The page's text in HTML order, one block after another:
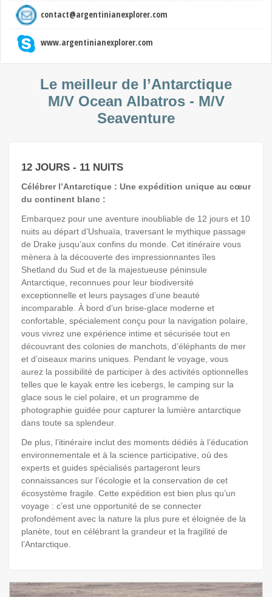
contact@argentinianexplorer.com
www.argentinianexplorer.com
Le meilleur de l’Antarctique
M/V Ocean Albatros - M/V
Seaventure
12 JOURS - 11 NUITS
Célébrer l’Antarctique : Une expédition unique au cœur
du continent blanc :
Embarquez pour une aventure inoubliable de 12 jours et 10
nuits au départ d’Ushuaïa, traversant le mythique passage
de Drake jusqu’aux confins du monde. Cet itinéraire vous
mènera à la découverte des impressionnantes îles
Shetland du Sud et de la majestueuse péninsule
Antarctique, reconnues pour leur biodiversité
exceptionnelle et leurs paysages d’une beauté
incomparable. À bord d’un brise-glace moderne et
confortable, spécialement conçu pour la navigation polaire,
vous vivrez une expérience intime et sécurisée tout en
découvrant des colonies de manchots, d’éléphants de mer
et d’oiseaux marins uniques. Pendant le voyage, vous
aurez la possibilité de participer à des activités optionnelles
telles que le kayak entre les icebergs, le camping sur la
glace sous le ciel polaire, et un programme de
photographie guidée pour capturer la lumière antarctique
dans toute sa splendeur.
De plus, l’itinéraire inclut des moments dédiés à l’éducation
environnementale et à la science participative, où des
experts et guides spécialisés partageront leurs
connaissances sur l’écologie et la conservation de cet
écosystème fragile. Cette expédition est bien plus qu’un
voyage : c’est une opportunité de se connecter
profondément avec la nature la plus pure et éloignée de la
planète, tout en célébrant la grandeur et la fragilité de
l’Antarctique.